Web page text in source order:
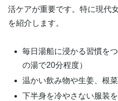
活ケアが重要です。特に現代
を紹介します。
毎日湯船に浸かる習慣を
の湯で20分程度）
温かい飲み物や生姜、根
下半身を冷やさない服装